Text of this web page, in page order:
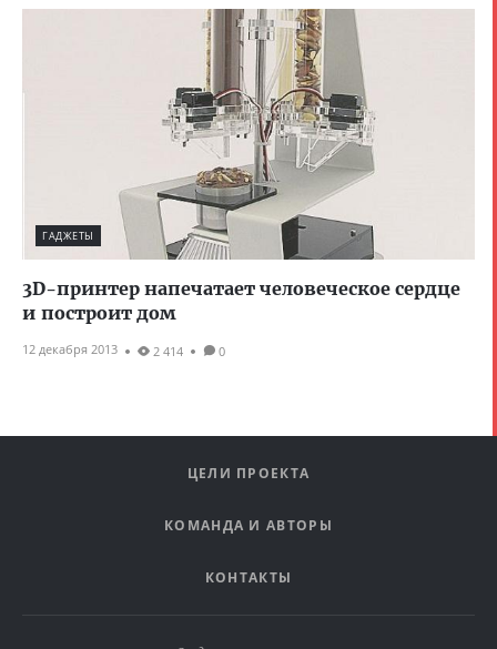
ГАДЖЕТЫ
3D-принтер напечатает человеческое сердце
и построит дом
12 декабря 2013 2 414 0
ЦЕЛИ ПРОЕКТА
КОМАНДА И АВТОРЫ
КОНТАКТЫ